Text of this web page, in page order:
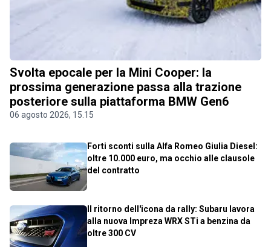
Svolta epocale per la Mini Cooper: la
prossima generazione passa alla trazione
posteriore sulla piattaforma BMW Gen6
06 agosto 2026, 15.15
Forti sconti sulla Alfa Romeo Giulia Diesel:
oltre 10.000 euro, ma occhio alle clausole
del contratto
Il ritorno dell'icona da rally: Subaru lavora
alla nuova Impreza WRX STi a benzina da
oltre 300 CV